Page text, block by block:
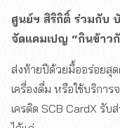
ศูนย์ฯ สิริกิติ์ ร่วมกับ
จัดแคมเปญ “กินข้าว
ส่งท้ายปีด้วยมื้ออร่อยสุ
เครื่องดื่ม หรือใช้บริกา
เครดิต SCB CardX รั